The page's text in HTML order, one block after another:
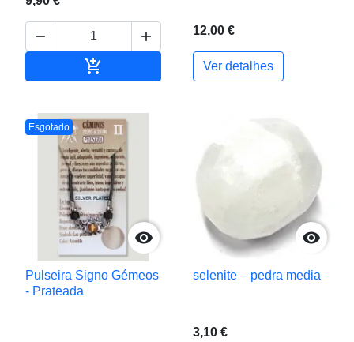
 
 Adicionar ao carrinho
12,00 €
Ver detalhes
Esgotado

Pulseira Signo Gémeos
- Prateada

selenite – pedra media
3,10 €